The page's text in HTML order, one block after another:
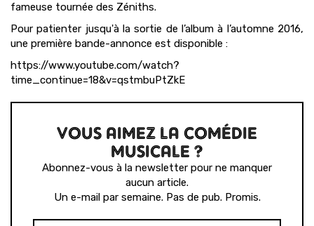
fameuse tournée des Zéniths.
Pour patienter jusqu'à la sortie de l’album à l’automne 2016,
une première bande-annonce est disponible :
https://www.youtube.com/watch?
time_continue=18&v=qstmbuPtZkE
VOUS AIMEZ LA COMÉDIE
MUSICALE ?
Abonnez-vous à la newsletter pour ne manquer
aucun article.
Un e-mail par semaine. Pas de pub. Promis.